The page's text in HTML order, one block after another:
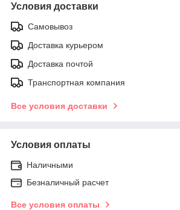
Условия доставки
Самовывоз
Доставка курьером
Доставка почтой
Транспортная компания
Все условия доставки
Условия оплаты
Наличными
Безналичный расчет
Все условия оплаты